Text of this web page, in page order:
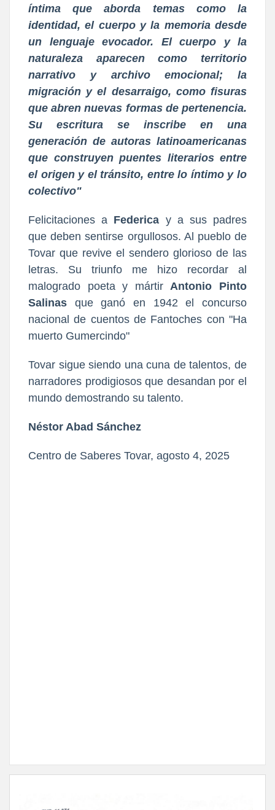
íntima que aborda temas como la
identidad, el cuerpo y la memoria desde
un lenguaje evocador. El cuerpo y la
naturaleza aparecen como territorio
narrativo y archivo emocional; la
migración y el desarraigo, como fisuras
que abren nuevas formas de pertenencia.
Su escritura se inscribe en una
generación de autoras latinoamericanas
que construyen puentes literarios entre
el origen y el tránsito, entre lo íntimo y lo
colectivo"
Felicitaciones a Federica y a sus padres
que deben sentirse orgullosos. Al pueblo de
Tovar que revive el sendero glorioso de las
letras. Su triunfo me hizo recordar al
malogrado poeta y mártirAntonio Pinto
Salinas que ganó en 1942 el concurso
nacional de cuentos de Fantoches con "Ha
muerto Gumercindo"
Tovar sigue siendo una cuna de talentos, de
narradores prodigiosos que desandan por el
mundo demostrando su talento.
Néstor Abad Sánchez
Centro de Saberes Tovar, agosto 4, 2025